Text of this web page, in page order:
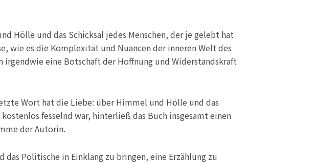
Hölle und das Schicksal jedes Menschen, der je gelebt hat
wie es die Komplexität und Nuancen der inneren Welt des
eine Botschaft der Hoffnung und Widerstandskraft
Wort hat die Liebe: über Himmel und Hölle und das
fesselnd war, hinterließ das Buch insgesamt einen
der Autorin.
Politische in Einklang zu bringen, eine Erzählung zu